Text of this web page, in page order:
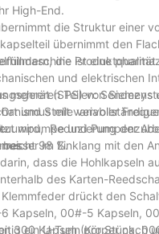
High-End.
die Struktur einer
übernimmt den
die ist eine
und elektrischen
(SPS) von
und Stelle
wird, Reduzierung der
im Einklang mit den
mehreren Teilen:
mit variabler
und
98 %.
dass die Hohlkapseln
des Karten-
drückt den
6 Kapseln, 00#-5 Kapseln,
300 Kapseln pro Stück,
ein U-Tum (Körper